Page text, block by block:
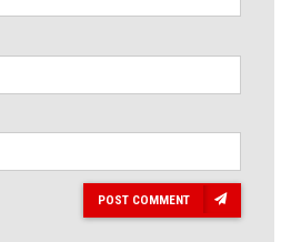
POST COMMENT